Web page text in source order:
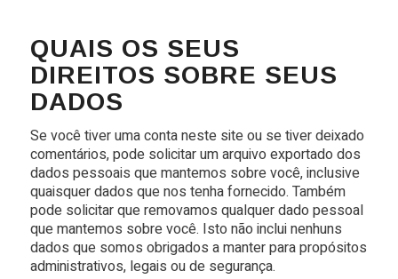
QUAIS OS SEUS
DIREITOS SOBRE SEUS
DADOS
Se você tiver uma conta neste site ou se tiver deixado
comentários, pode solicitar um arquivo exportado dos
dados pessoais que mantemos sobre você, inclusive
quaisquer dados que nos tenha fornecido. Também
pode solicitar que removamos qualquer dado pessoal
que mantemos sobre você. Isto não inclui nenhuns
dados que somos obrigados a manter para propósitos
administrativos, legais ou de segurança.